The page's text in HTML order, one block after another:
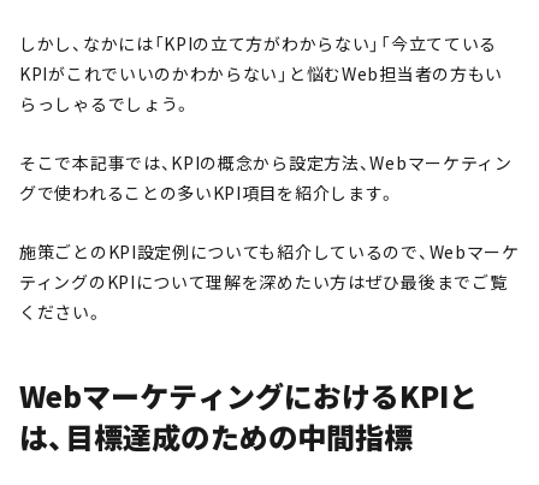
しかし、なかには「KPIの立て方がわからない」「今立てている
KPIがこれでいいのかわからない」と悩むWeb担当者の方もい
らっしゃるでしょう。
そこで本記事では、KPIの概念から設定方法、Webマーケティン
グで使われることの多いKPI項目を紹介します。
施策ごとのKPI設定例についても紹介しているので、Webマーケ
ティングのKPIについて理解を深めたい方はぜひ最後までご覧
ください。
WebマーケティングにおけるKPIと
は、目標達成のための中間指標